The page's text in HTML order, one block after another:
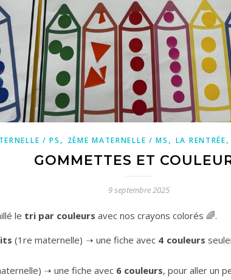
/ PS , 2ÈME MATERNELLE / MS , LA RENTRÉE,
GOMMETTES ET
9 septembre 2025
le tri par couleurs avec nos crayons colorés 🌈.
(1re maternelle) ➝ une fiche avec 4 couleurs
➝ une fiche avec 6 couleurs, pour aller un